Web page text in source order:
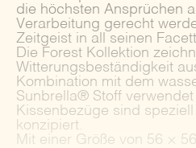
die höchsten Ansprüchen
Verarbeitung gerecht
Zeitgeist in all seinen
Die Forest Kollektion
Witterungsbeständigkeit
Kombination mit dem
Sunbrella® Stoff
Kissenbezüge sind
konzipiert.
Mit einer Größe von 56 ×